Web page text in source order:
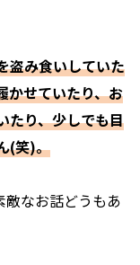
盗み食いしていた
かせていたり、お
たり、少しでも目
(笑)。
敵なお話どうもあ